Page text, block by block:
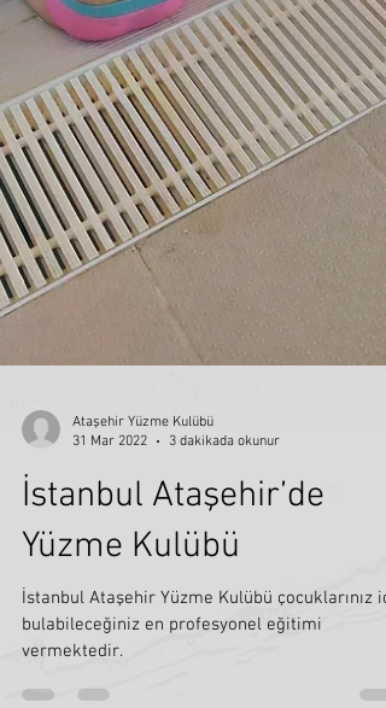
Ataşehir Yüzme Kulübü
31 Mar 2022
3 dakikada okunur
İstanbul Ataşehir’de
Yüzme Kulübü
İstanbul Ataşehir Yüzme Kulübü çocuklarınız